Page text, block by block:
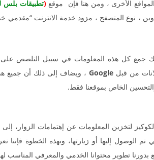
الأخرى ، ومن هنا فإن موقع(تطبيقات بلس
، نوع المتصفح ، مزود خدمة الانترنت “مقدمي
جمع كل هذه المعلومات في سبيل التلصص على
من قبل Google ، ويضاف إلى ذلك أن جميع
الخاص بموقعنا فقط.
لتخزين المعلومات عن إهتمامات
الوصول إليها أو زيارتها، وبهذه الخطوة فإننا
بدورنا تطوير محتوانا الخدمي والمعرفي المناسب